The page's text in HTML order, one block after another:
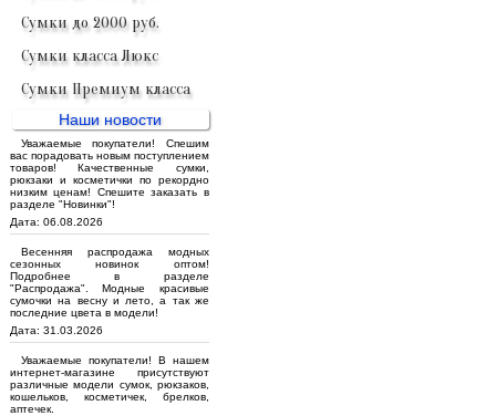
Сумки до 2000 руб.
Сумки класса Люкс
Сумки Премиум класса
Наши новости
Уважаемые покупатели! Спешим
вас порадовать новым поступлением
товаров! Качественные сумки,
рюкзаки и косметички по рекордно
низким ценам! Спешите заказать в
разделе "Новинки"!
Дата: 06.08.2026
Весенняя распродажа модных
сезонных новинок оптом!
Подробнее в разделе
"Распродажа". Модные красивые
сумочки на весну и лето, а так же
последние цвета в модели!
Дата: 31.03.2026
Уважаемые покупатели! В нашем
интернет-магазине присутствуют
различные модели сумок, рюкзаков,
кошельков, косметичек, брелков,
аптечек.